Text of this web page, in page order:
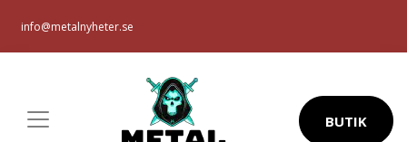
info@metalnyheter.se
BUTIK